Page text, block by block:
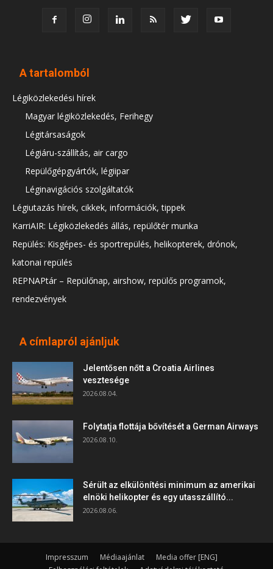
A tartalomból
Légiközlekedési hírek
Magyar légiközlekedés, Ferihegy
Légitársaságok
Légiáru-szállítás, air cargo
Repülőgépgyártók, légiipar
Léginavigációs szolgáltatók
Légiutazás hírek, cikkek, információk, tippek
KarriAIR: Légiközlekedés állás, repülőtér munka
Repülés: Kisgépes- és sportrepülés, helikopterek, drónok,
katonai repülés
REPNAPtár – Repülőnap, airshow, repülős programok,
rendezvények
A címlapról ajánljuk
Jelentősen nőtt a Croatia Airlines
vesztesége
2026.08.04.
Folytatja flottája bővítését a German Airways
2026.08.10.
Sérült az elkülönítési minimum az amerikai
elnöki helikopter és egy utasszállító...
2026.08.06.
Impresszum Médiaajánlat
Media offer [ENG]